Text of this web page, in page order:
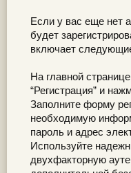
Если у вас еще нет
будет
включает
На главной
“Регистрация” и
Заполните форму
необходимую
пароль и адрес
Используйте
двухфакторную